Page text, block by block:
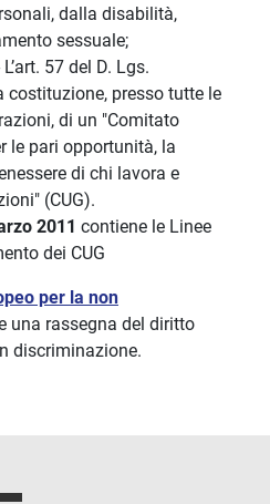
dalla disabilità,
sessuale;
L’art. 57 del D. Lgs.
costituzione, presso tutte le
di un "Comitato
le pari opportunità, la
di chi lavora e
(CUG).
2011 contiene le Linee
dei CUG
per la non
una rassegna del diritto
discriminazione.